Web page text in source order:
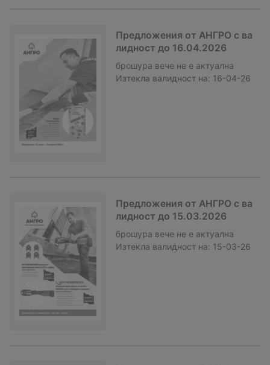
Предложения от АНГРО с ва
лидност до 16.04.2026
брошура вече не е актуална
Изтекла валидност на: 16-04-26
Предложения от АНГРО с ва
лидност до 15.03.2026
брошура вече не е актуална
Изтекла валидност на: 15-03-26